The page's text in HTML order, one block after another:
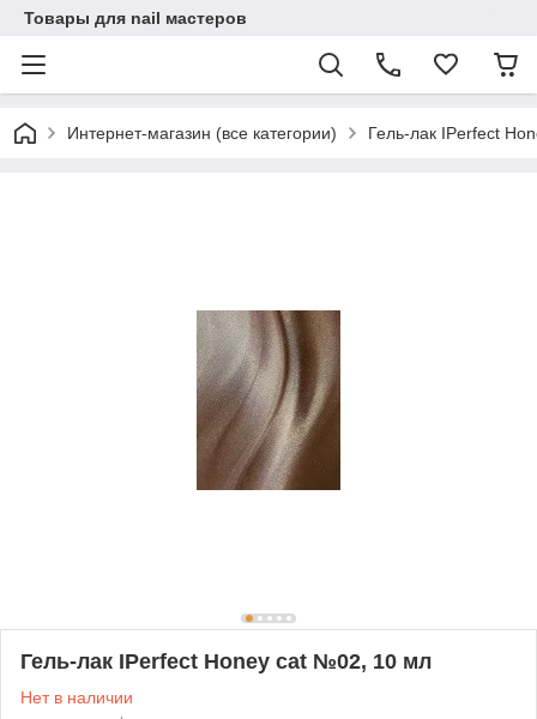
Товары для nail мастеров
Интернет-магазин (все категории) Гель-лак IPerfect
Гель-лак IPerfect Honey cat №02, 10 мл
Нет в наличии